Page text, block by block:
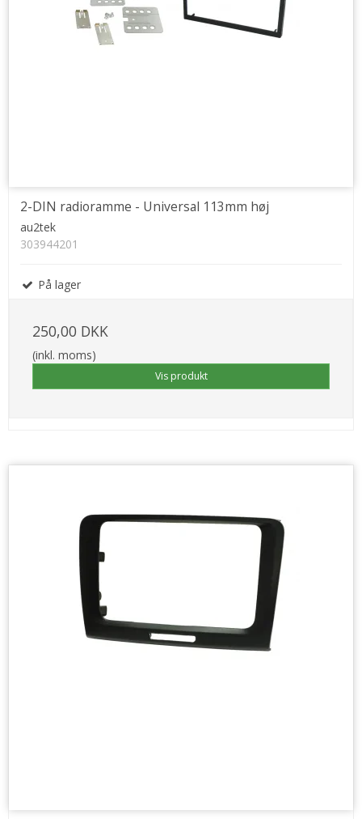
2-DIN radioramme - Universal 113mm høj
au2tek
303944201
På lager
250,00 DKK
(inkl. moms)
Vis produkt